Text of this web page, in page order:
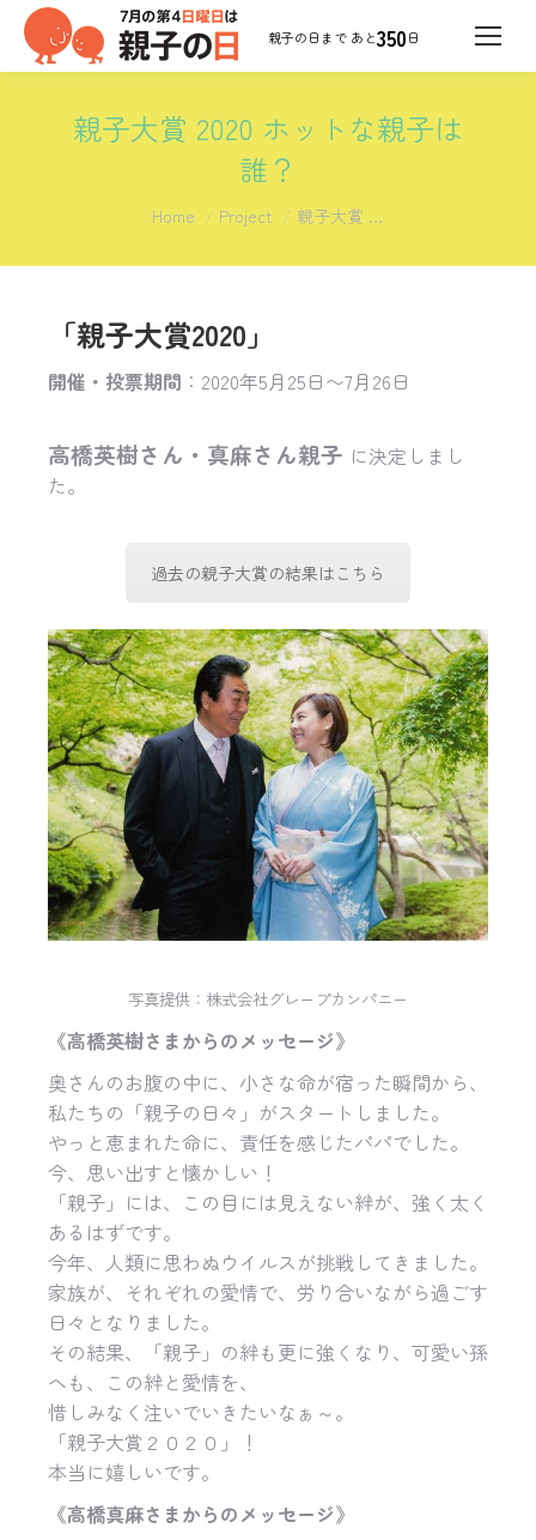
350日
親子大賞 2020 ホットな親子は
誰？
You are here:
Home Project 親子大賞 …
「親子大賞2020」
開催・投票期間 ：2020年5月25日〜7月26日
高橋英樹さん・真麻さん親子 に決定しまし
た。
過去の親子大賞の結果はこちら
写真提供：株式会社グレープカンパニー
《高橋英樹さまからのメッセージ》
奥さんのお腹の中に、小さな命が宿った瞬間から、
私たちの「親子の日々」がスタートしました。
やっと恵まれた命に、責任を感じたパパでした。
今、思い出すと懐かしい！
「親子」には、この目には見えない絆が、強く太く
あるはずです。
今年、人類に思わぬウイルスが挑戦してきました。
家族が、それぞれの愛情で、労り合いながら過ごす
日々となりました。
その結果、「親子」の絆も更に強くなり、可愛い孫
へも、この絆と愛情を、
惜しみなく注いでいきたいなぁ～。
「親子大賞２０２０」！
本当に嬉しいです。
《高橋真麻さまからのメッセージ》